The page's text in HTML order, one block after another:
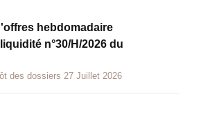
hebdomadaire
n°30/H/2026 du
des dossiers 27 Juillet 2026